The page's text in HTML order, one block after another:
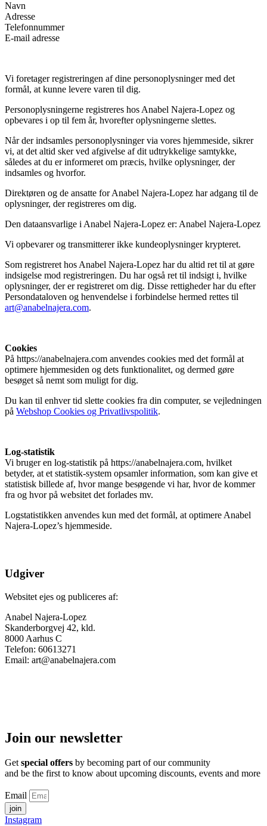
Navn
Adresse
Telefonnummer
E-mail adresse
Vi foretager registreringen af dine personoplysninger med det
formål, at kunne levere varen til dig.
Personoplysningerne registreres hos Anabel Najera-Lopez og
opbevares i op til fem år, hvorefter oplysningerne slettes.
Når der indsamles personoplysninger via vores hjemmeside, sikrer
vi, at det altid sker ved afgivelse af dit udtrykkelige samtykke,
således at du er informeret om præcis, hvilke oplysninger, der
indsamles og hvorfor.
Direktøren og de ansatte for Anabel Najera-Lopez har adgang til de
oplysninger, der registreres om dig.
Den dataansvarlige i Anabel Najera-Lopez er: Anabel Najera-Lopez
Vi opbevarer og transmitterer ikke kundeoplysninger krypteret.
Som registreret hos Anabel Najera-Lopez har du altid ret til at gøre
indsigelse mod registreringen. Du har også ret til indsigt i, hvilke
oplysninger, der er registreret om dig. Disse rettigheder har du efter
Persondataloven og henvendelse i forbindelse hermed rettes til
art@anabelnajera.com.
Cookies
På https://anabelnajera.com anvendes cookies med det formål at
optimere hjemmesiden og dets funktionalitet, og dermed gøre
besøget så nemt som muligt for dig.
Du kan til enhver tid slette cookies fra din computer, se vejledningen
på Webshop Cookies og Privatlivspolitik.
Log-statistik
Vi bruger en log-statistik på https://anabelnajera.com, hvilket
betyder, at et statistik-system opsamler information, som kan give et
statistisk billede af, hvor mange besøgende vi har, hvor de kommer
fra og hvor på websitet det forlades mv.
Logstatistikken anvendes kun med det formål, at optimere Anabel
Najera-Lopez’s hjemmeside.
Udgiver
Websitet ejes og publiceres af:
Anabel Najera-Lopez
Skanderborgvej 42, kld.
8000 Aarhus C
Telefon: 60613271
Email: art@anabelnajera.com
Join our newsletter
Getspecial offers by becoming part of our community
and be the first to know about upcoming discounts, events and more
Email
join
Instagram